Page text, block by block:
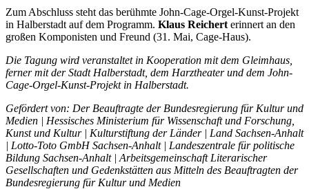
Zum Abschluss steht das berühmte John-Cage-Orgel-Kunst-Projekt
in Halberstadt auf dem Programm. Klaus Reichert erinnert an den
großen Komponisten und Freund (31. Mai, Cage-Haus).
Die Tagung wird veranstaltet in Kooperation mit dem Gleimhaus,
ferner mit der Stadt Halberstadt, dem Harztheater und dem John-
Cage-Orgel-Kunst-Projekt in Halberstadt.
Gefördert von: Der Beauftragte der Bundesregierung für Kultur und
Medien | Hessisches Ministerium für Wissenschaft und Forschung,
Kunst und Kultur | Kulturstiftung der Länder | Land Sachsen-Anhalt
| Lotto-Toto GmbH Sachsen-Anhalt | Landeszentrale für politische
Bildung Sachsen-Anhalt | Arbeitsgemeinschaft Literarischer
Gesellschaften und Gedenkstätten aus Mitteln des Beauftragten der
Bundesregierung für Kultur und Medien